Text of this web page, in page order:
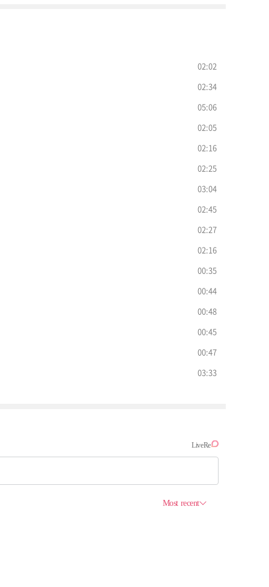
02:02
02:34
05:06
02:05
02:16
02:25
03:04
02:45
02:27
02:16
00:35
00:44
00:48
00:45
00:47
03:33